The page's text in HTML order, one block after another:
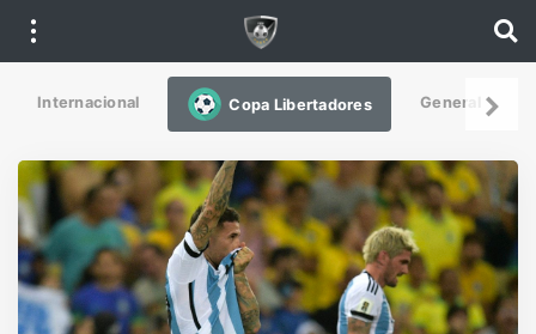
Internacional Copa Libertadores General